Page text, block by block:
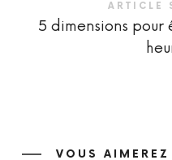
ARTICLE
5 dimensions pour
VOUS